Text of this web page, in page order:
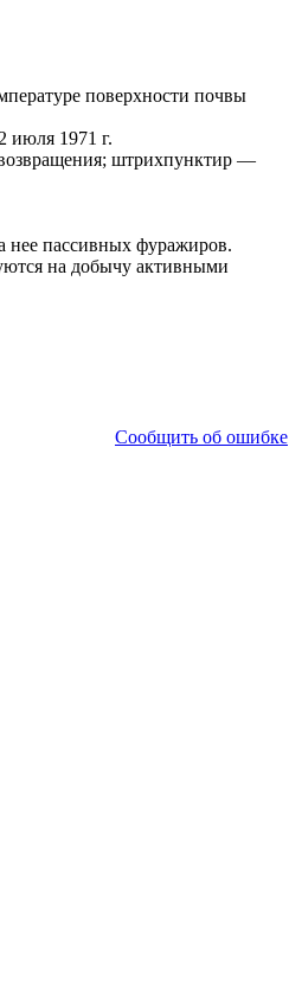
поверхности почвы
июля 1971 г.
штрихпунктир —
нее пассивных фуражиров.
на добычу активными
Сообщить об ошибке